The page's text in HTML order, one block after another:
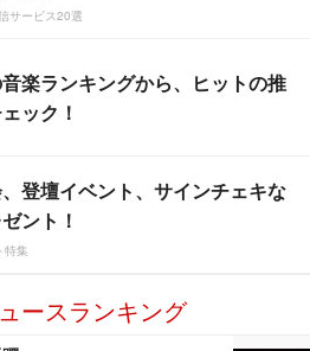
サービス20選
楽ランキングから、ヒットの推
ック！
登壇イベント、サインチェキな
ント！
特集
ースランキング